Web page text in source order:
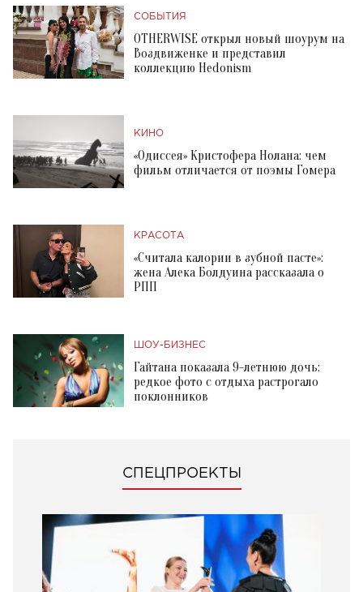
СОБЫТИЯ
OTHERWISE открыл новый шоурум на
Воздвиженке и представил
коллекцию Hedonism
КИНО
«Одиссея» Кристофера Нолана: чем
фильм отличается от поэмы Гомера
КРАСОТА
«Считала калории в зубной пасте»:
жена Алека Болдуина рассказала о
РПП
ШОУ-БИЗНЕС
Гайтана показала 9-летнюю дочь:
редкое фото с отдыха растрогало
поклонников
СПЕЦПРОЕКТЫ